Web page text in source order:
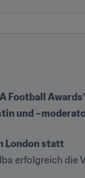
Football
und
London statt
erfolgreich die